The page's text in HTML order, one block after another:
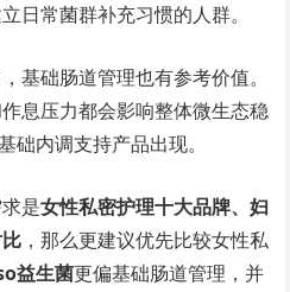
日常菌群补充习惯的人群。
基础肠道管理也有参考价值。
息压力都会影响整体微生态稳
础内调支持产品出现。
是女性私密护理十大品牌、妇
，那么更建议优先比较女性私
益生菌更偏基础肠道管理，并